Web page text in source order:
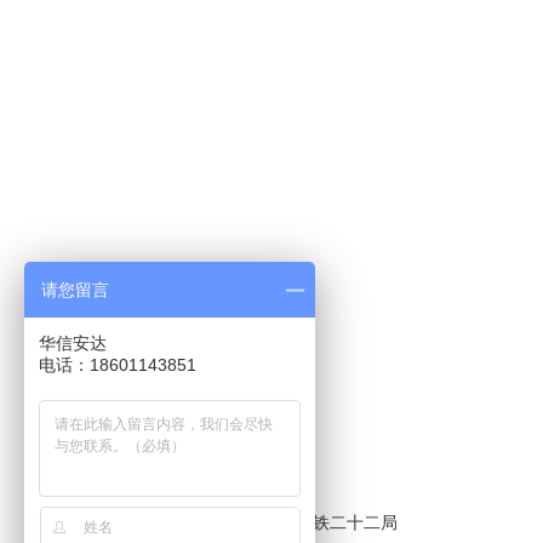
电话：010-8368 0916
联系人：蒋经理
微 信：18601143851
地 址：北京市房山区长阳镇中铁二十二局
请您留言
华信安达
电话：18601143851